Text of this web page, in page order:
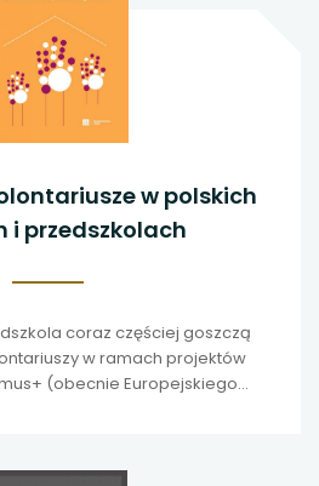
w polskich
i przedszkolach
coraz częściej goszczą
w ramach projektów
(obecnie Europejskiego